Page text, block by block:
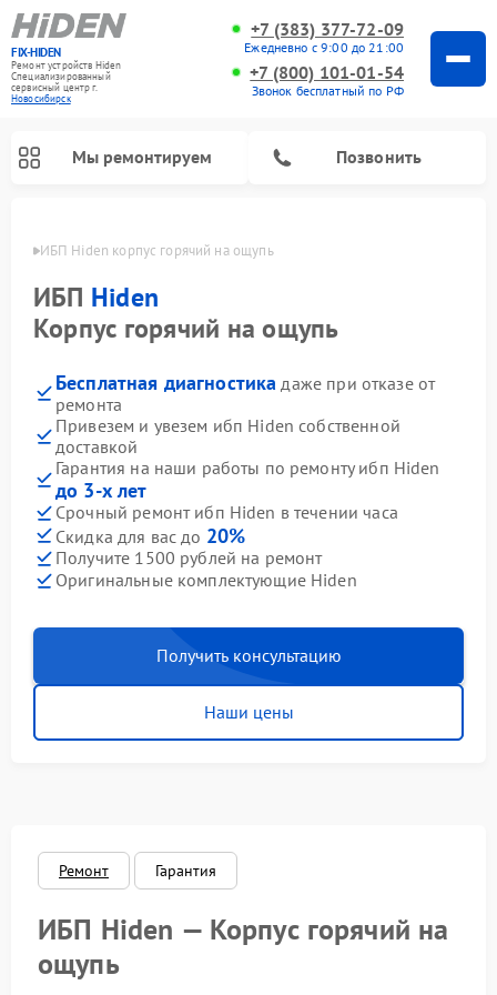
FIX-HIDEN
Ремонт устройств Hiden
Специализированный
cервисный центр г.
Новосибирск
+7 (383) 377-72-09
Ежедневно с 9:00 до 21:00
+7 (800) 101-01-54
Звонок бесплатный по РФ
Мы ремонтируем Позвонить
ИБП Hiden корпус горячий на ощупь
ИБП Hiden
Корпус горячий на ощупь
Бесплатная диагностика даже при отказе от
ремонта
Привезем и увезем ибп Hiden собственной
доставкой
Гарантия на наши работы по ремонту ибп Hiden
до 3-х лет
Срочный ремонт ибп Hiden в течении часа
Скидка для вас до 20%
Получите 1500 рублей на ремонт
Оригинальные комплектующие Hiden
Получить консультацию
Наши цены
Ремонт Гарантия
ИБП Hiden — Корпус горячий на
ощупь